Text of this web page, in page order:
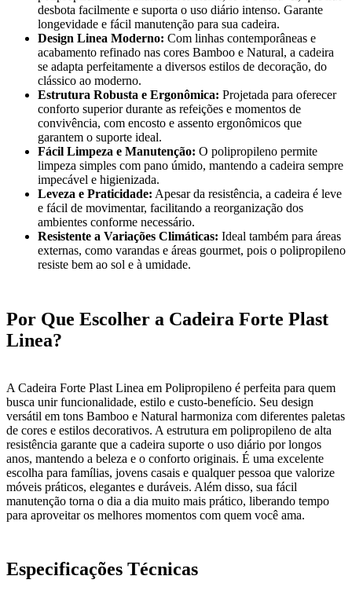
desbota facilmente e suporta o uso diário intenso. Garante
longevidade e fácil manutenção para sua cadeira.
Design Linea Moderno: Com linhas contemporâneas e
acabamento refinado nas cores Bamboo e Natural, a cadeira
se adapta perfeitamente a diversos estilos de decoração, do
clássico ao moderno.
Estrutura Robusta e Ergonômica: Projetada para oferecer
conforto superior durante as refeições e momentos de
convivência, com encosto e assento ergonômicos que
garantem o suporte ideal.
Fácil Limpeza e Manutenção: O polipropileno permite
limpeza simples com pano úmido, mantendo a cadeira sempre
impecável e higienizada.
Leveza e Praticidade: Apesar da resistência, a cadeira é leve
e fácil de movimentar, facilitando a reorganização dos
ambientes conforme necessário.
Resistente a Variações Climáticas: Ideal também para áreas
externas, como varandas e áreas gourmet, pois o polipropileno
resiste bem ao sol e à umidade.
Por Que Escolher a Cadeira Forte Plast
Linea?
A Cadeira Forte Plast Linea em Polipropileno é perfeita para quem
busca unir funcionalidade, estilo e custo-benefício. Seu design
versátil em tons Bamboo e Natural harmoniza com diferentes paletas
de cores e estilos decorativos. A estrutura em polipropileno de alta
resistência garante que a cadeira suporte o uso diário por longos
anos, mantendo a beleza e o conforto originais. É uma excelente
escolha para famílias, jovens casais e qualquer pessoa que valorize
móveis práticos, elegantes e duráveis. Além disso, sua fácil
manutenção torna o dia a dia muito mais prático, liberando tempo
para aproveitar os melhores momentos com quem você ama.
Especificações Técnicas